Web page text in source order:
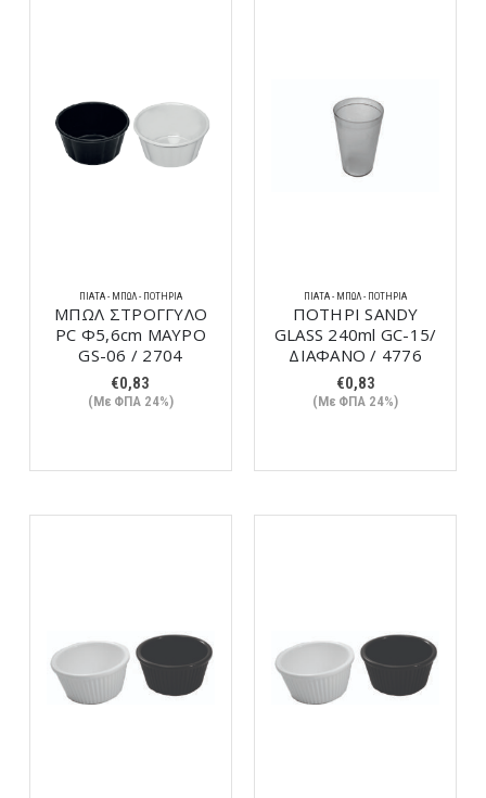
ΠΙΆΤΑ - ΜΠΩΛ - ΠΟΤΉΡΙΑ
ΜΠΩΛ ΣΤΡΟΓΓΥΛΟ
PC Φ5,6cm ΜΑΥΡΟ
GS-06 / 2704
€0,83
(Με ΦΠΑ 24%)
ΠΙΆΤΑ - ΜΠΩΛ - ΠΟΤΉΡΙΑ
ΠΟΤΗΡΙ SANDY
GLASS 240ml GC-15/
ΔΙΑΦΑΝΟ / 4776
€0,83
(Με ΦΠΑ 24%)